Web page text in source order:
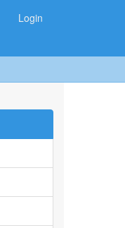
Login